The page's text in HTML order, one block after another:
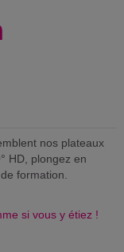
nos plateaux
HD, plongez en
formation.
si vous y étiez !